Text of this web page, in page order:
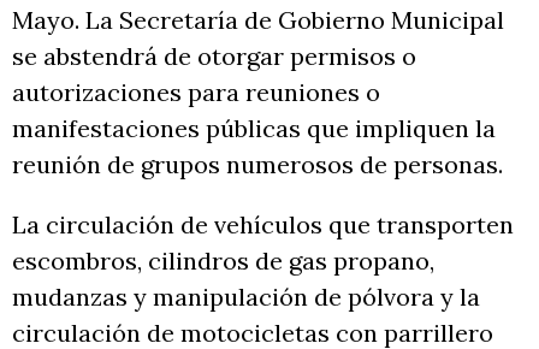
Mayo. La Secretaría de Gobierno Municipal
se abstendrá de otorgar permisos o
autorizaciones para reuniones o
manifestaciones públicas que impliquen la
reunión de grupos numerosos de personas.
La circulación de vehículos que transporten
escombros, cilindros de gas propano,
mudanzas y manipulación de pólvora y la
circulación de motocicletas con parrillero